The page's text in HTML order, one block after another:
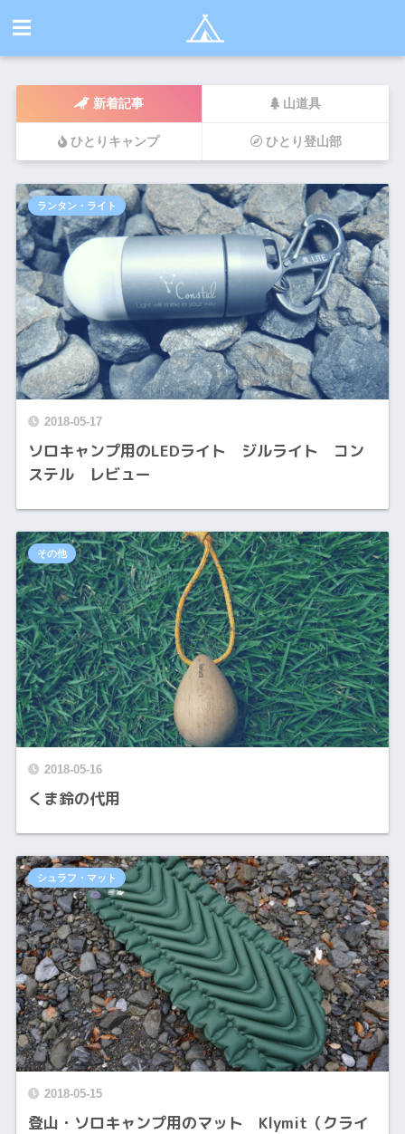
新着記事 山道具
ひとりキャンプ ひとり登山部
2018-05-17
ソロキャンプ用のLEDライト ジルライト コン
ステル レビュー
ランタン・ライト
2018-05-16
くま鈴の代用
その他
2018-05-15
登山・ソロキャンプ用のマット Klymit（クライ
シュラフ・マット